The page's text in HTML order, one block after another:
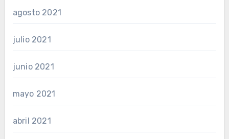
agosto 2021
julio 2021
junio 2021
mayo 2021
abril 2021